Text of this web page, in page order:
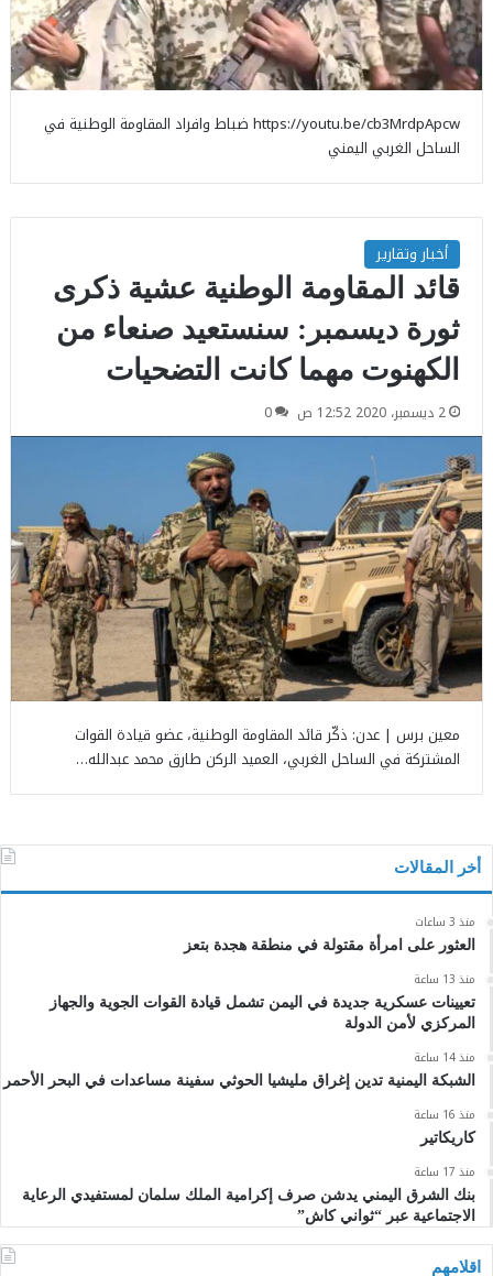
https://youtu.be/cb3MrdpApcw ضباط وافراد المقاومة الوطنية في
الساحل الغربي اليمني
أخبار وتقارير
قائد المقاومة الوطنية عشية ذكرى
ثورة ديسمبر: سنستعيد صنعاء من
الكهنوت مهما كانت التضحيات
2 ديسمبر، 2020 12:52 ص 0
معين برس | عدن: ذكّر قائد المقاومة الوطنية، عضو قيادة القوات
المشتركة في الساحل الغربي، العميد الركن طارق محمد عبدالله…
أخر المقالات
منذ 3 ساعات
العثور على امرأة مقتولة في منطقة هجدة بتعز
منذ 13 ساعة
تعيينات عسكرية جديدة في اليمن تشمل قيادة القوات الجوية والجهاز
المركزي لأمن الدولة
منذ 14 ساعة
الشبكة اليمنية تدين إغراق مليشيا الحوثي سفينة مساعدات في البحر الأحمر
منذ 16 ساعة
كاريكاتير
منذ 17 ساعة
بنك الشرق اليمني يدشن صرف إكرامية الملك سلمان لمستفيدي الرعاية
الاجتماعية عبر “ثواني كاش”
اقلامهم